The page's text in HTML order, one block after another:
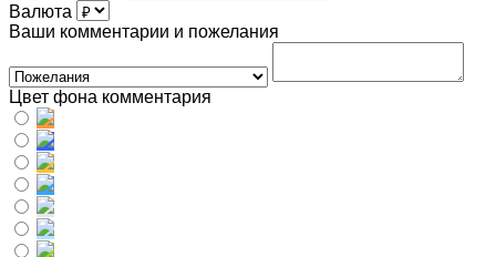
Валюта
Ваши комментарии и пожелания
Цвет фона комментария